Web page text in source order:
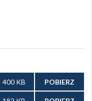
400 KB POBIERZ